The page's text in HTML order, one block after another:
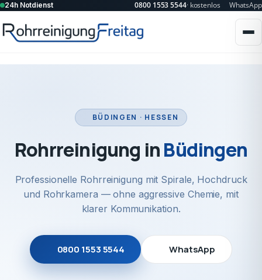
24h Notdienst 0800 1553 5544· kostenlos WhatsApp
BÜDINGEN · HESSEN
Rohrreinigung inBüdingen
Professionelle Rohrreinigung mit Spirale, Hochdruck
und Rohrkamera — ohne aggressive Chemie, mit
klarer Kommunikation.
0800 1553 5544 WhatsApp